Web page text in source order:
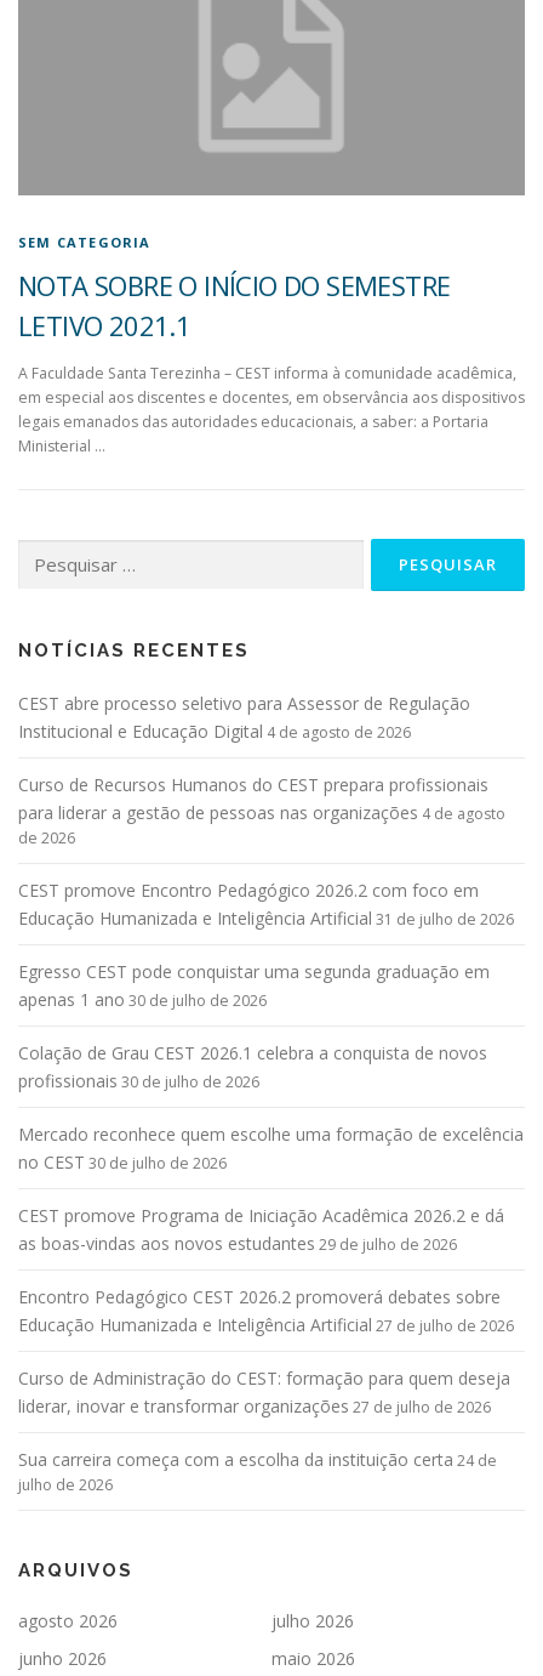
SEM CATEGORIA
NOTA SOBRE O INÍCIO DO SEMESTRE
LETIVO 2021.1
A Faculdade Santa Terezinha – CEST informa à comunidade acadêmica,
em especial aos discentes e docentes, em observância aos dispositivos
legais emanados das autoridades educacionais, a saber: a Portaria
Ministerial …
NOTÍCIAS RECENTES
CEST abre processo seletivo para Assessor de Regulação
Institucional e Educação Digital 4 de agosto de 2026
Curso de Recursos Humanos do CEST prepara profissionais
para liderar a gestão de pessoas nas organizações 4 de agosto
de 2026
CEST promove Encontro Pedagógico 2026.2 com foco em
Educação Humanizada e Inteligência Artificial 31 de julho de 2026
Egresso CEST pode conquistar uma segunda graduação em
apenas 1 ano 30 de julho de 2026
Colação de Grau CEST 2026.1 celebra a conquista de novos
profissionais 30 de julho de 2026
Mercado reconhece quem escolhe uma formação de excelência
no CEST 30 de julho de 2026
CEST promove Programa de Iniciação Acadêmica 2026.2 e dá
as boas-vindas aos novos estudantes 29 de julho de 2026
Encontro Pedagógico CEST 2026.2 promoverá debates sobre
Educação Humanizada e Inteligência Artificial 27 de julho de 2026
Curso de Administração do CEST: formação para quem deseja
liderar, inovar e transformar organizações 27 de julho de 2026
Sua carreira começa com a escolha da instituição certa 24 de
julho de 2026
ARQUIVOS
agosto 2026
julho 2026
junho 2026
maio 2026